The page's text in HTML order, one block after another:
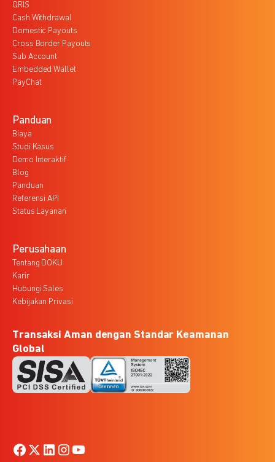
QRIS
Cash Withdrawal
Domestic Payouts
Cross Border Payouts
Sub Account
Embedded Wallet
PayChat
Panduan
Biaya
Studi Kasus
Demo Interaktif
Blog
Panduan
Referensi API
Status Layanan
Perusahaan
Tentang DOKU
Karir
Hubungi Sales
Kebijakan Privasi
Transaksi Aman dengan Standar Keamanan
Global